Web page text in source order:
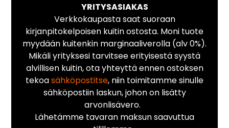
YRITYSASIAKAS
Verkkokaupasta saat suoraan
kirjanpitokelpoisen kuitin ostosta. Moni tuote
myydään kuitenkin marginaaliverolla (alv 0%).
Mikäli yrityksesi tarvitsee erityisestä syystä
alvillisen kuitin, ota yhteyttä ennen ostoksen
tekoasähköpostitse, niin toimitamme sinulle
sähköpostiin laskun, johon on lisätty
arvonlisävero.
Lähetämme tavaran maksun saavuttua